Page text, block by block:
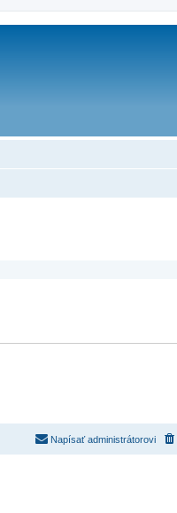
Napísať administrátorovi